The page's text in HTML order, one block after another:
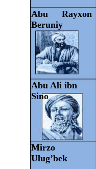
Abu
Rayxon
Beruniy
Abu Ali ibn
Sino
Mirzo
Ulug’bek